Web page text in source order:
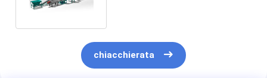
chiacchierata